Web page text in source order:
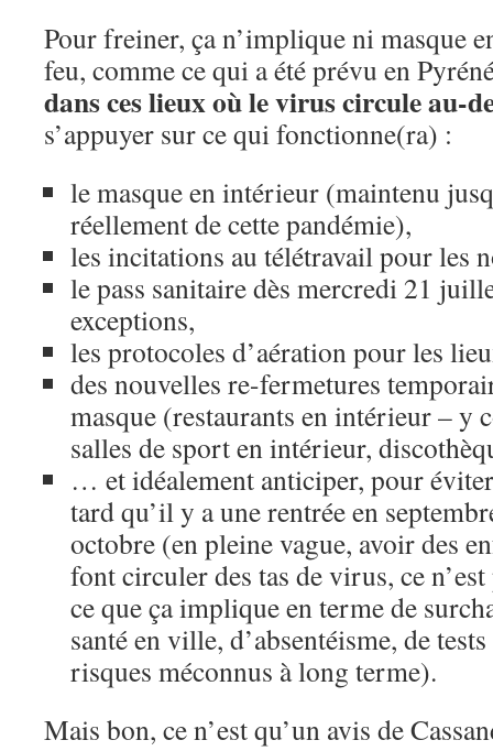
Pour freiner, ça n’implique ni masque
feu, comme ce qui a été prévu en
dans ces lieux où le virus circule au-
s’appuyer sur ce qui fonctionne(ra) :
le masque en intérieur (maintenu
réellement de cette pandémie),
les incitations au télétravail pour les
le pass sanitaire dès mercredi 21
exceptions,
les protocoles d’aération pour les
des nouvelles re-fermetures
masque (restaurants en intérieur – y
salles de sport en intérieur,
… et idéalement anticiper, pour
tard qu’il y a une rentrée en
octobre (en pleine vague, avoir des
font circuler des tas de virus, ce
ce que ça implique en terme de
santé en ville, d’absentéisme, de
risques méconnus à long terme).
Mais bon, ce n’est qu’un avis de